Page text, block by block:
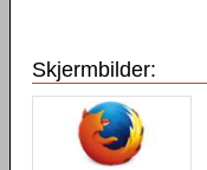
Skjermbilder: